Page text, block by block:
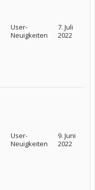
User-
Neuigkeiten
7. Juli
2022
User-
Neuigkeiten
9. Juni
2022